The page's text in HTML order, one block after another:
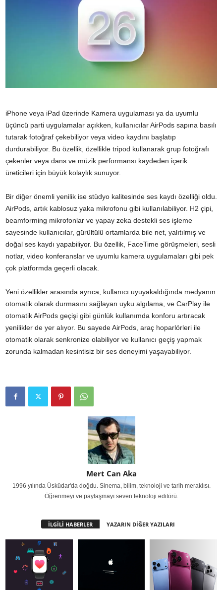
iPhone veya iPad üzerinde Kamera uygulaması ya da uyumlu
üçüncü parti uygulamalar açıkken, kullanıcılar AirPods sapına basılı
tutarak fotoğraf çekebiliyor veya video kaydını başlatıp
durdurabiliyor. Bu özellik, özellikle tripod kullanarak grup fotoğrafı
çekenler veya dans ve müzik performansı kaydeden içerik
üreticileri için büyük kolaylık sunuyor.
Bir diğer önemli yenilik ise stüdyo kalitesinde ses kaydı özelliği oldu.
AirPods, artık kablosuz yaka mikrofonu gibi kullanılabiliyor. H2 çipi,
beamforming mikrofonlar ve yapay zeka destekli ses işleme
sayesinde kullanıcılar, gürültülü ortamlarda bile net, yalıtılmış ve
doğal ses kaydı yapabiliyor. Bu özellik, FaceTime görüşmeleri, sesli
notlar, video konferanslar ve uyumlu kamera uygulamaları gibi pek
çok platformda geçerli olacak.
Yeni özellikler arasında ayrıca, kullanıcı uyuyakaldığında medyanın
otomatik olarak durmasını sağlayan uyku algılama, ve CarPlay ile
otomatik AirPods geçişi gibi günlük kullanımda konforu artıracak
yenilikler de yer alıyor. Bu sayede AirPods, araç hoparlörleri ile
otomatik olarak senkronize olabiliyor ve kullanıcı geçiş yapmak
zorunda kalmadan kesintisiz bir ses deneyimi yaşayabiliyor.
Mert Can Aka
1996 yılında Üsküdar'da doğdu. Sinema, bilim, teknoloji ve tarih meraklısı.
Öğrenmeyi ve paylaşmayı seven teknoloji editörü.
İLGİLİ HABERLER YAZARIN DİĞER YAZILARI